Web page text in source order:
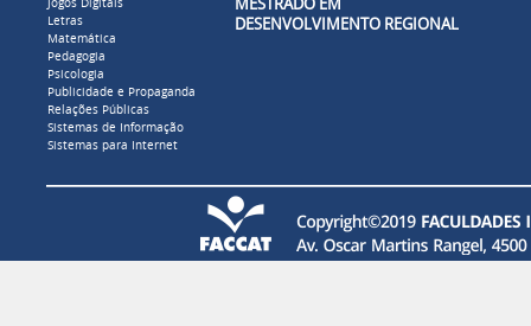
Jogos Digitais
Letras
Matemática
Pedagogia
Psicologia
Publicidade e Propaganda
Relações Públicas
Sistemas de Informação
Sistemas para Internet
MESTRADO EM
DESENVOLVIMENTO REGIONAL